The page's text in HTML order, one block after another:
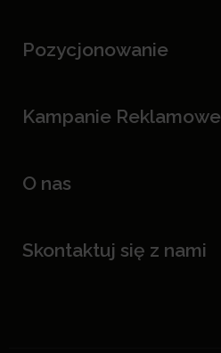
Pozycjonowanie
Kampanie Reklamowe
O nas
Skontaktuj się z nami